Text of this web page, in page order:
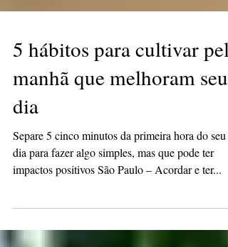
5 hábitos para cultivar pela
manhã que melhoram seu
dia
Separe 5 cinco minutos da primeira hora do seu
dia para fazer algo simples, mas que pode ter